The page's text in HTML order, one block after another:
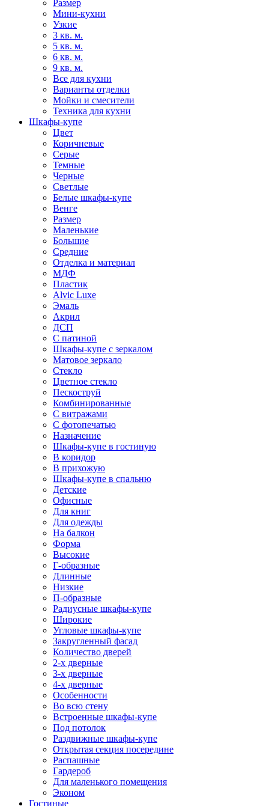
Размер
Мини-кухни
Узкие
3 кв. м.
5 кв. м.
6 кв. м.
9 кв. м.
Все для кухни
Варианты отделки
Мойки и смесители
Техника для кухни
Шкафы-купе
Цвет
Коричневые
Серые
Темные
Черные
Светлые
Белые шкафы-купе
Венге
Размер
Маленькие
Большие
Средние
Отделка и материал
МДФ
Пластик
Alvic Luxe
Эмаль
Акрил
ДСП
С патиной
Шкафы-купе с зеркалом
Матовое зеркало
Стекло
Цветное стекло
Пескоструй
Комбинированные
С витражами
С фотопечатью
Назначение
Шкафы-купе в гостиную
В коридор
В прихожую
Шкафы-купе в спальню
Детские
Офисные
Для книг
Для одежды
На балкон
Форма
Высокие
Г-образные
Длинные
Низкие
П-образные
Радиусные шкафы-купе
Широкие
Угловые шкафы-купе
Закругленный фасад
Количество дверей
2-х дверные
3-х дверные
4-х дверные
Особенности
Во всю стену
Встроенные шкафы-купе
Под потолок
Раздвижные шкафы-купе
Открытая секция посередине
Распашные
Гардероб
Для маленького помещения
Эконом
Гостиные